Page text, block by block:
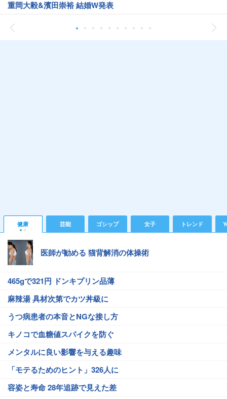
重岡大毅&濱田崇裕 結婚W発表
健康 芸能 ゴシップ 女子 トレンド
医師が勧める 猫背解消の体操術
465gで321円 ドンキプリン品薄
麻辣湯 具材次第でカツ丼級に
うつ病患者の本音とNGな接し方
キノコで血糖値スパイクを防ぐ
メンタルに良い影響を与える趣味
「モテるためのヒント」326人に
容姿と寿命 28年追跡で見えた差